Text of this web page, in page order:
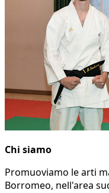
Chi siamo
Promuoviamo le arti
Borromeo, nell'area